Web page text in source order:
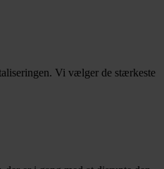
Vi vælger de stærkeste